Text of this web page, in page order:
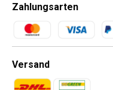
Zahlungsarten
Zahlungsmethoden
Versand
Zahlungsmethoden